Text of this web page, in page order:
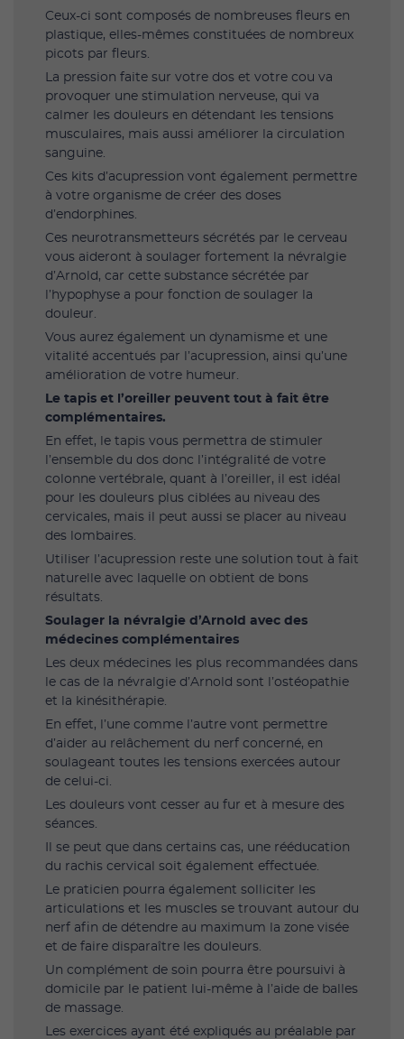
Ceux-ci sont composés de nombreuses fleurs en
plastique, elles-mêmes constituées de nombreux
picots par fleurs.
La pression faite sur votre dos et votre cou va
provoquer une stimulation nerveuse, qui va
calmer les douleurs en détendant les tensions
musculaires, mais aussi améliorer la circulation
sanguine.
Ces kits d’acupression vont également permettre
à votre organisme de créer des doses
d’endorphines.
Ces neurotransmetteurs sécrétés par le cerveau
vous aideront à soulager fortement la névralgie
d’Arnold, car cette substance sécrétée par
l’hypophyse a pour fonction de soulager la
douleur.
Vous aurez également un dynamisme et une
vitalité accentués par l’acupression, ainsi qu’une
amélioration de votre humeur.
Le tapis et l’oreiller peuvent tout à fait être
complémentaires.
En effet, le tapis vous permettra de stimuler
l’ensemble du dos donc l’intégralité de votre
colonne vertébrale, quant à l’oreiller, il est idéal
pour les douleurs plus ciblées au niveau des
cervicales, mais il peut aussi se placer au niveau
des lombaires.
Utiliser l’acupression reste une solution tout à fait
naturelle avec laquelle on obtient de bons
résultats.
Soulager la névralgie d’Arnold avec des
médecines complémentaires
Les deux médecines les plus recommandées dans
le cas de la névralgie d’Arnold sont l’ostéopathie
et la kinésithérapie.
En effet, l’une comme l’autre vont permettre
d’aider au relâchement du nerf concerné, en
soulageant toutes les tensions exercées autour
de celui-ci.
Les douleurs vont cesser au fur et à mesure des
séances.
Il se peut que dans certains cas, une rééducation
du rachis cervical soit également effectuée.
Le praticien pourra également solliciter les
articulations et les muscles se trouvant autour du
nerf afin de détendre au maximum la zone visée
et de faire disparaître les douleurs.
Un complément de soin pourra être poursuivi à
domicile par le patient lui-même à l’aide de balles
de massage.
Les exercices ayant été expliqués au préalable par